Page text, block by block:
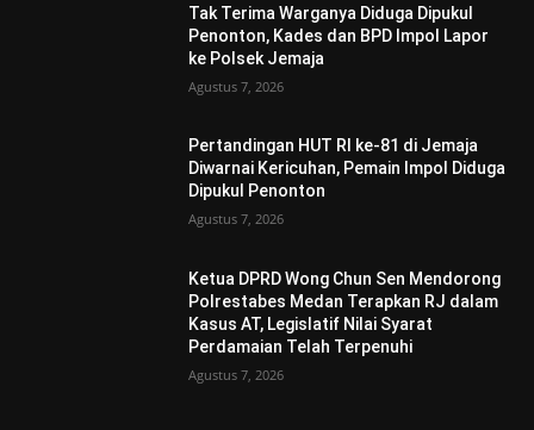
Tak Terima Warganya Diduga Dipukul
Penonton, Kades dan BPD Impol Lapor
ke Polsek Jemaja
Agustus 7, 2026
Pertandingan HUT RI ke-81 di Jemaja
Diwarnai Kericuhan, Pemain Impol Diduga
Dipukul Penonton
Agustus 7, 2026
Ketua DPRD Wong Chun Sen Mendorong
Polrestabes Medan Terapkan RJ dalam
Kasus AT, Legislatif Nilai Syarat
Perdamaian Telah Terpenuhi
Agustus 7, 2026